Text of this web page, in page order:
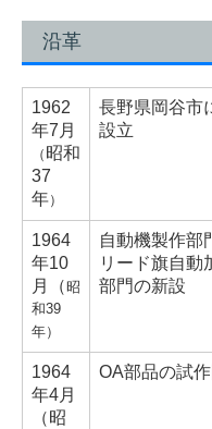
沿革
1962
年7月
（ 昭和
37
年）
長野県岡谷市
設立
1964
年10
月（ 昭
和39
年）
自動機製作
リード旗自動
部門の新設
1964
年4月
（昭
OA部品の試